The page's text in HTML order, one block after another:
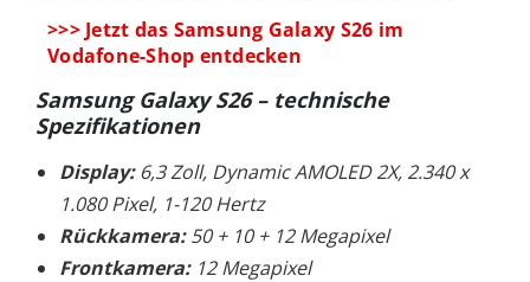
>>> Jetzt das Samsung Galaxy S26 im
Vodafone-Shop entdecken
Samsung Galaxy S26– technische
Spezifikationen
Display:6,3 Zoll, Dynamic AMOLED 2X, 2.340 x
1.080 Pixel, 1-120 Hertz
Rückkamera:50 + 10 + 12 Megapixel
Frontkamera:12 Megapixel